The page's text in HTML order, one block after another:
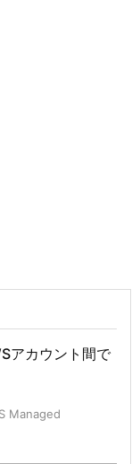
アカウント間で
Managed